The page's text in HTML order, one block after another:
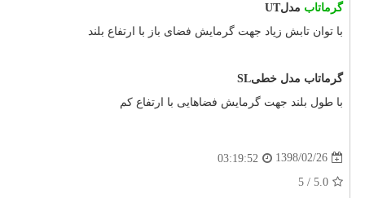
گرماتاب مدلUT
با توان تابش زیاد جهت گرمایش فضای باز با ارتفاع بلند
گرماتاب مدل خطیSL
با طول بلند جهت گرمایش فضاهایی با ارتفاع کم
1398/02/26
03:19:52
5.0
/
5